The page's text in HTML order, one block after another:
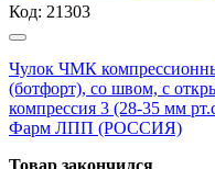
Код: 21303
Чулок ЧМК
(ботфорт), со швом, с
компрессия 3 (28-35 мм
Фарм ЛПП (РОССИЯ)
Товар закончился